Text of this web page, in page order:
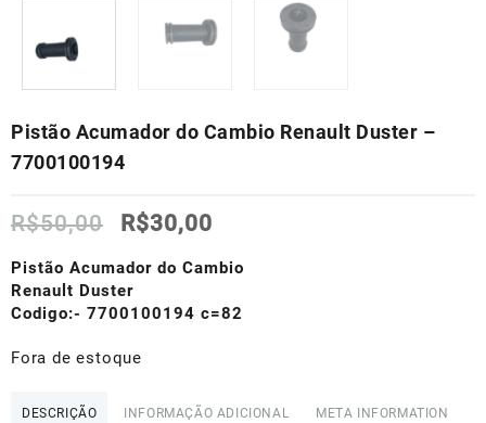
Pistão Acumador do Cambio Renault Duster –
7700100194
R$50,00
O
original
era:
R$50,00.
R$30,00
atual
R$30,00.
Pistão Acumador do Cambio
Renault Duster
Codigo:- 7700100194 c=82
Fora de estoque
DESCRIÇÃO INFORMAÇÃO ADICIONAL META INFORMATION